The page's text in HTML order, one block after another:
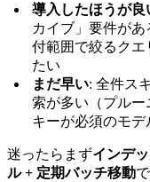
導入したほうが良
カイブ」要件が
付範囲で絞るクエ
たい
まだ早い: 全件ス
索が多い（プル
キーが必須のモ
迷ったらまずインデ
ル + 定期バッチ移動